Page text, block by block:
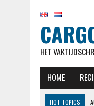
HET
HOME
HOT TOPICS